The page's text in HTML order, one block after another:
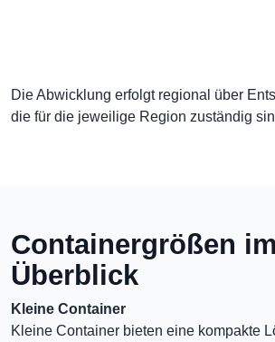
Die Abwicklung erfolgt regional über
die für die jeweilige Region zuständig
Containergrößen im
Überblick
Kleine Container
Kleine Container bieten eine kompakte